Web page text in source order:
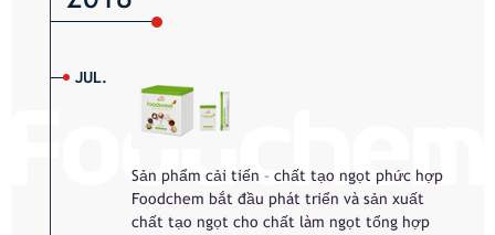
JUL.
Sản phẩm cải tiến – chất tạo ngọt phức hợp
Foodchem bắt đầu phát triển và sản xuất
chất tạo ngọt cho chất làm ngọt tổng hợp